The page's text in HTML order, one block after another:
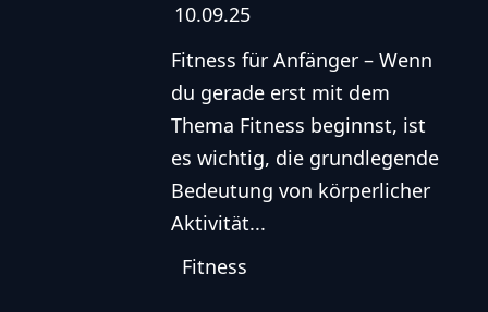
10.09.25
Fitness für Anfänger – Wenn
du gerade erst mit dem
Thema Fitness beginnst, ist
es wichtig, die grundlegende
Bedeutung von körperlicher
Aktivität...
Fitness